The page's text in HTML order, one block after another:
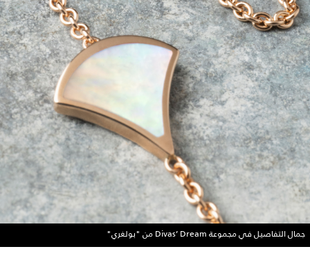
جمال التفاصيل في مجموعة Divas’ Dream من "بولغري"